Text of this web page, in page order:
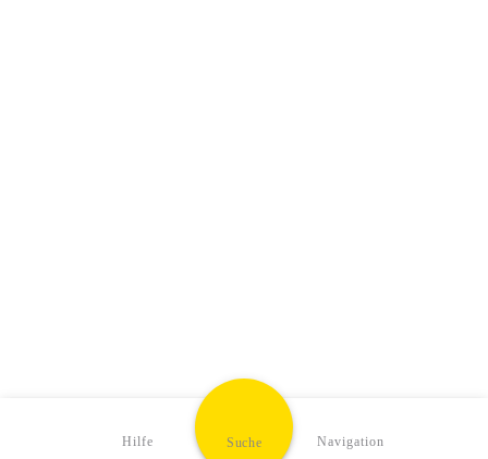
Hilfe Suche Navigation